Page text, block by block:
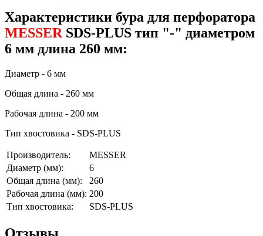
Характеристики бура для перфоратора
MESSER SDS-PLUS тип "-" диаметром
6 мм длина 260 мм:
Диаметр - 6 мм
Общая длина - 260 мм
Рабочая длина - 200 мм
Тип хвостовика - SDS-PLUS
Производитель:
MESSER
Диаметр (мм):
6
Общая длина (мм):
260
Рабочая длина (мм): 200
Тип хвостовика:
SDS-PLUS
Отзывы